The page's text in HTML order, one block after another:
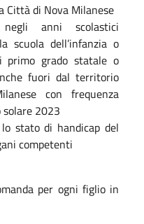
Città di Nova Milanese
negli anni scolastici
scuola dell’infanzia o
primo grado statale o
fuori dal territorio
con frequenza
solare 2023
stato di handicap del
competenti
per ogni figlio in